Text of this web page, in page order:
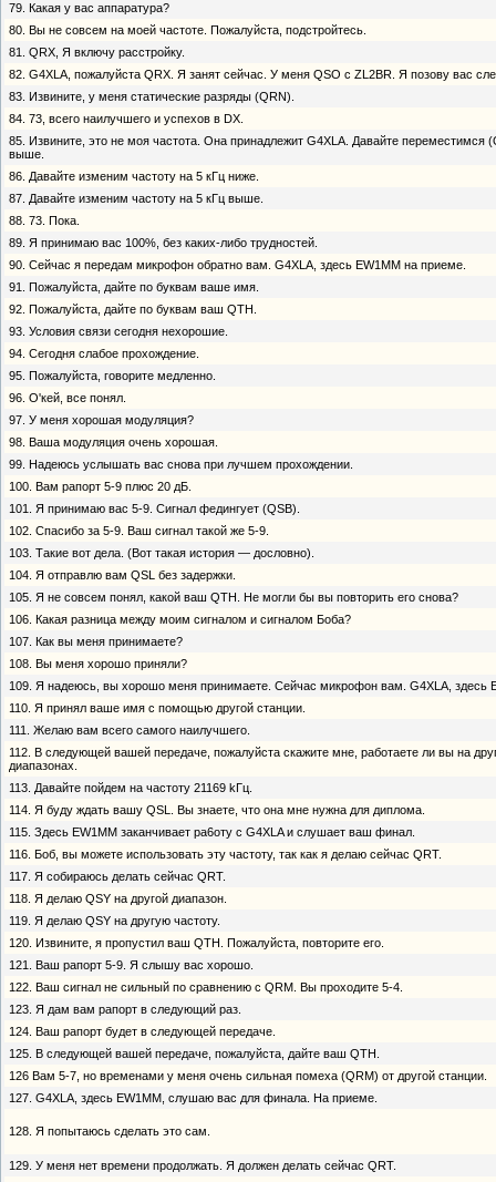
79. Какая у вас аппаратура?
80. Вы не совсем на моей частоте. Пожалуйста, подстройтесь.
81. QRX, Я включу расстройку.
82. G4XLA, пожалуйста QRX. Я занят сейчас. У меня QSO с ZL2BR. Я позову вас
83. Извините, у меня статические разряды (QRN).
84. 73, всего наилучшего и успехов в DX.
85. Извините, это не моя частота. Она принадлежит G4XLA. Давайте переместимся
выше.
86. Давайте изменим частоту на 5 кГц ниже.
87. Давайте изменим частоту на 5 кГц выше.
88. 73. Пока.
89. Я принимаю вас 100%, без каких-либо трудностей.
90. Сейчас я передам микрофон обратно вам. G4XLA, здесь EW1MM на приеме.
91. Пожалуйста, дайте по буквам ваше имя.
92. Пожалуйста, дайте по буквам ваш QTH.
93. Условия связи сегодня нехорошие.
94. Сегодня слабое прохождение.
95. Пожалуйста, говорите медленно.
96. O'кей, все понял.
97. У меня хорошая модуляция?
98. Ваша модуляция очень хорошая.
99. Надеюсь услышать вас снова при лучшем прохождении.
100. Вам рапорт 5-9 плюс 20 дБ.
101. Я принимаю вас 5-9. Сигнал федингует (QSB).
102. Спасибо за 5-9. Ваш сигнал такой же 5-9.
103. Такие вот дела. (Вот такая история — дословно).
104. Я отправлю вам QSL без задержки.
105. Я не совсем понял, какой ваш QTH. Не могли бы вы повторить его снова?
106. Какая разница между моим сигналом и сигналом Боба?
107. Как вы меня принимаете?
108. Вы меня хорошо приняли?
109. Я надеюсь, вы хорошо меня принимаете. Сейчас микрофон вам. G4XLA, здесь
110. Я принял ваше имя с помощью другой станции.
111. Желаю вам всего самого наилучшего.
112. В следующей вашей передаче, пожалуйста скажите мне, работаете ли вы на
диапазонах.
113. Давайте пойдем на частоту 21169 kГц.
114. Я буду ждать вашу QSL. Вы знаете, что она мне нужна для диплома.
115. Здесь EW1MM заканчивает pa6oтy с G4XLA и слушает ваш финал.
116. Боб, вы можете использовать эту частоту, так как я делаю сейчас QRT.
117. Я собираюсь делать сейчас QRT.
118. Я делаю QSY на другой диапазон.
119. Я делаю QSY на другую частоту.
120. Извините, я пропустил ваш QTH. Пожалуйста, повторите его.
121. Ваш рапорт 5-9. Я слышу вас хорошо.
122. Ваш сигнал не сильный по сравнению с QRM. Вы проходите 5-4.
123. Я дам вам рапорт в следующий раз.
124. Ваш рапорт будет в следующей передаче.
125. В следующей вашей передаче, пожалуйста, дайте ваш QTH.
126 Вам 5-7, но временами у меня очень сильная помеха (QRM) от другой станции.
127. G4XLA, здесь EW1MM, слушаю вас для финала. На приеме.
128. Я попытаюсь сделать это сам.
129. У меня нет времени продолжать. Я должен делать сейчас QRT.